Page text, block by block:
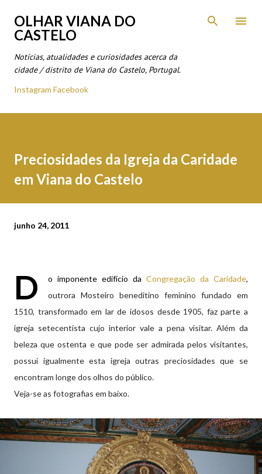
Avançar para o conteúdo principal
OLHAR VIANA DO
CASTELO
Notícias, atualidades e curiosidades acerca da
cidade / distrito de Viana do Castelo, Portugal.
Instagram Facebook
Preciosidades da Igreja da Caridade
em Viana do Castelo
junho 24, 2011
D o imponente edifício da Congregação da Caridade,
outrora Mosteiro beneditino feminino fundado em
1510, transformado em lar de idosos desde 1905, faz parte a
igreja setecentista cujo interior vale a pena visitar. Além da
beleza que ostenta e que pode ser admirada pelos visitantes,
possui igualmente esta igreja outras preciosidades que se
encontram longe dos olhos do público.
Veja-se as fotografias em baixo.